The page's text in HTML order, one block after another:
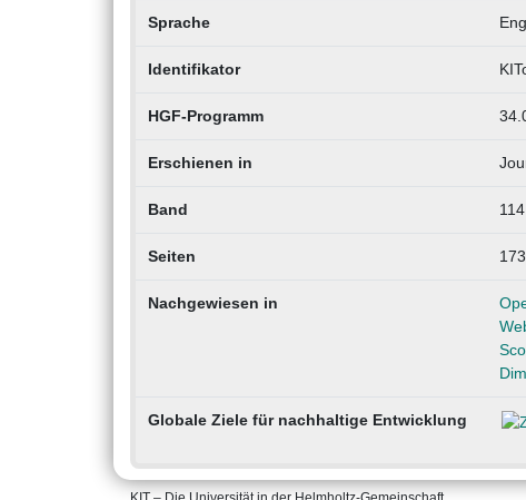
Sprache
Identifikator
HGF-Programm
Erschienen in
Band 114
Seiten
Nachgewiesen in
Globale Ziele für nachhaltige Entwicklung